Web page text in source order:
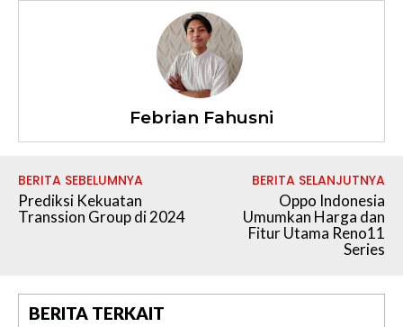
Febrian Fahusni
BERITA SEBELUMNYA
Prediksi Kekuatan
Transsion Group di 2024
BERITA SELANJUTNYA
Oppo Indonesia
Umumkan Harga dan
Fitur Utama Reno11
Series
BERITA TERKAIT